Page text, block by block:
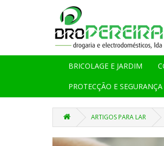
BRICOLAGE E JARDIM
PROTECÇÃO E SEGURANÇA
ARTIGOS PARA LAR